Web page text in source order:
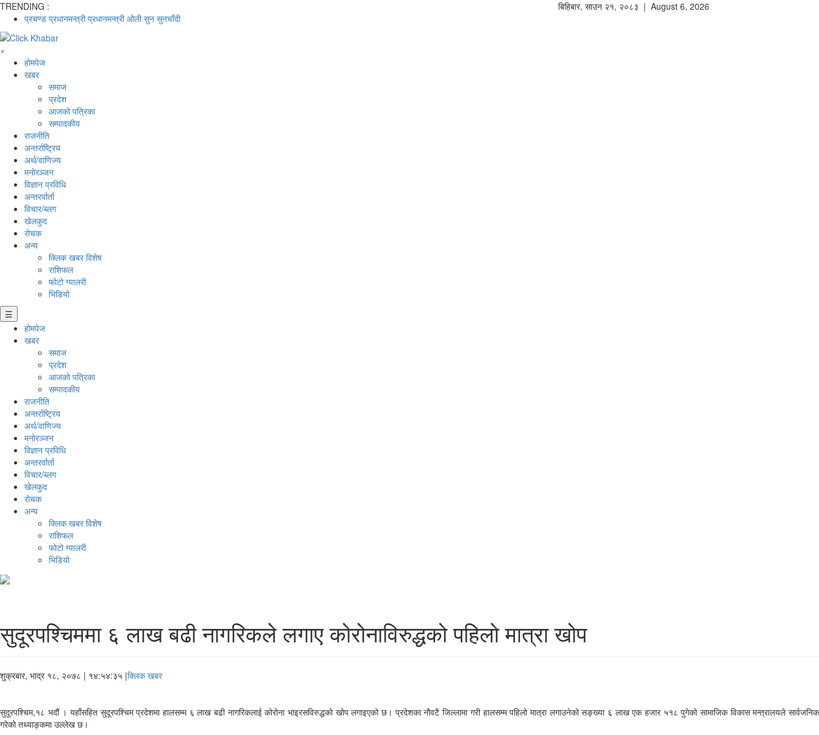
TRENDING :
प्रचण्ड प्रधानमन्त्री प्रधानमन्त्री ओली सुन सुनचाँदी
बिहिबार, साउन २१, २०८३ | August 6, 2026
×
होमपेज
खबर
समाज
प्रदेश
आजको पत्रिका
सम्पादकीय
राजनीति
अन्तर्राष्ट्रिय
अर्थ/वाणिज्य
मनाेरञ्जन
विज्ञान प्रविधि
अन्तरर्वार्ता
विचार/ब्लग
खेलकुद
रोचक
अन्य
क्लिक खबर विशेष
राशिफल
फोटो ग्यालरी
भिडियो
☰
होमपेज
खबर
समाज
प्रदेश
आजको पत्रिका
सम्पादकीय
राजनीति
अन्तर्राष्ट्रिय
अर्थ/वाणिज्य
मनाेरञ्जन
विज्ञान प्रविधि
अन्तरर्वार्ता
विचार/ब्लग
खेलकुद
रोचक
अन्य
क्लिक खबर विशेष
राशिफल
फोटो ग्यालरी
भिडियो
सुदूरपश्चिममा ६ लाख बढी नागरिकले लगाए कोरोनाविरुद्धको पहिलाे मात्रा खोप
शुक्रबार, भाद्र १८, २०७८ | १४:५४:३५ |क्लिक खबर
सुदूरपश्चिम,१८ भदौं । यहाँसहित सुदूरपश्चिम प्रदेशमा हालसम्म ६ लाख बढी नागरिकलाई कोरोना भाइरसविरुद्धको खोप लगाइएको छ। प्रदेशका नौवटै जिल्लामा गरी हालसम्म पहिलो मात्रा लगाउनेको सङ्ख्या ६ लाख एक हजार ५१८ पुगेको सामाजिक विकास मन्त्रालयले सार्वजनिक
गरेको तथ्याङ्कमा उल्लेख छ।